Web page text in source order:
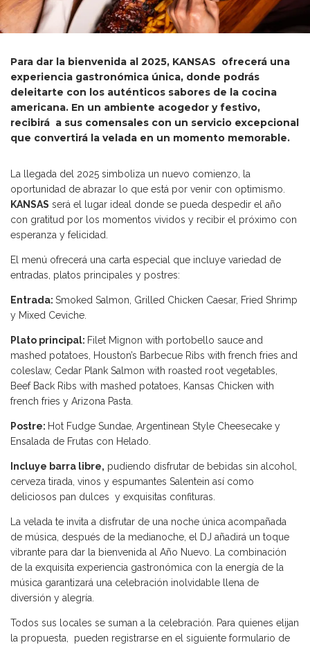
Para dar la bienvenida al 2025, KANSAS ofrecerá una
experiencia gastronómica única, donde podrás
deleitarte con los auténticos sabores de la cocina
americana. En un ambiente acogedor y festivo,
recibirá a sus comensales con un servicio excepcional
que convertirá la velada en un momento memorable.
La llegada del 2025 simboliza un nuevo comienzo, la
oportunidad de abrazar lo que está por venir con optimismo.
KANSAS será el lugar ideal donde se pueda despedir el año
con gratitud por los momentos vividos y recibir el próximo con
esperanza y felicidad.
El menú ofrecerá una carta especial que incluye variedad de
entradas, platos principales y postres:
Entrada: Smoked Salmon, Grilled Chicken Caesar, Fried Shrimp
y Mixed Ceviche.
Plato principal: Filet Mignon with portobello sauce and
mashed potatoes, Houston’s Barbecue Ribs with french fries and
coleslaw, Cedar Plank Salmon with roasted root vegetables,
Beef Back Ribs with mashed potatoes, Kansas Chicken with
french fries y Arizona Pasta.
Postre: Hot Fudge Sundae, Argentinean Style Cheesecake y
Ensalada de Frutas con Helado.
Incluye barra libre, pudiendo disfrutar de bebidas sin alcohol,
cerveza tirada, vinos y espumantes Salentein así como
deliciosos pan dulces y exquisitas confituras.
La velada te invita a disfrutar de una noche única acompañada
de música, después de la medianoche, el DJ añadirá un toque
vibrante para dar la bienvenida al Año Nuevo. La combinación
de la exquisita experiencia gastronómica con la energía de la
música garantizará una celebración inolvidable llena de
diversión y alegría.
Todos sus locales se suman a la celebración. Para quienes elijan
la propuesta, pueden registrarse en el siguiente formulario de